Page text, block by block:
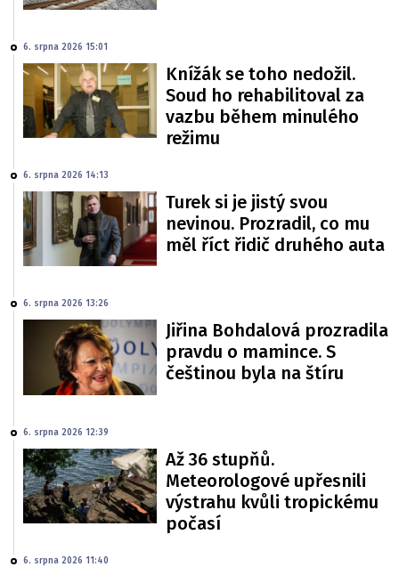
6. srpna 2026 15:01
Knížák se toho nedožil.
Soud ho rehabilitoval za
vazbu během minulého
režimu
6. srpna 2026 14:13
Turek si je jistý svou
nevinou. Prozradil, co mu
měl říct řidič druhého auta
6. srpna 2026 13:26
Jiřina Bohdalová prozradila
pravdu o mamince. S
češtinou byla na štíru
6. srpna 2026 12:39
Až 36 stupňů.
Meteorologové upřesnili
výstrahu kvůli tropickému
počasí
6. srpna 2026 11:40